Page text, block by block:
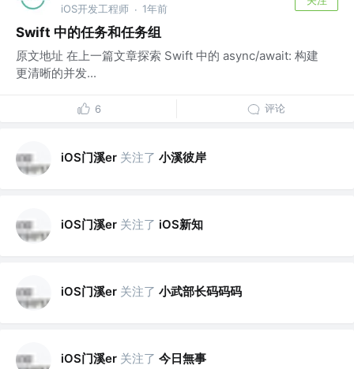
iOS开发工程师 · 1年前
Swift 中的任务和任务组
原文地址 在上一篇文章探索 Swift 中的 async/await: 构建
更清晰的并发...
6 评论
iOS门溪er 关注了 小溪彼岸
iOS门溪er 关注了 iOS新知
iOS门溪er 关注了 小武部长码码码
iOS门溪er 关注了 今日無事